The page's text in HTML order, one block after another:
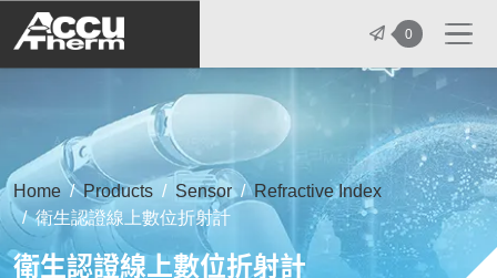
志禾工業股份有限公司 -
0
Home Products Sensor
Refractive Index
衛生認證線上數位折射計
衛生認證線上數位折射計